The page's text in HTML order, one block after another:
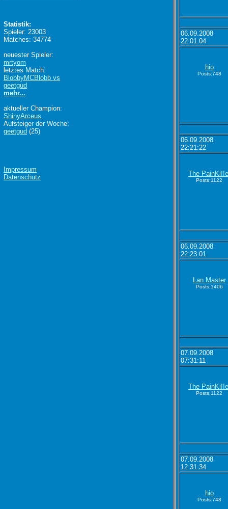
06.09.2008
22:01:04
hio
Posts:748
06.09.2008
22:21:22
The
Posts:1122
06.09.2008
22:23:01
Lan Master
Posts:1406
07.09.2008
07:31:11
The
Posts:1122
07.09.2008
12:31:34
hio
Posts:748
Statistik:
Spieler: 23003
Matches: 34774
neuester Spieler:
mrtyom
letztes Match:
BlobbyMCBlobb vs
geetgud
mehr...
aktueller Champion:
ShinyArceus
Aufsteiger der Woche:
geetgud (25)
Impressum
Datenschutz